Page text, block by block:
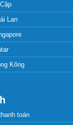
toán
Lan
Kông